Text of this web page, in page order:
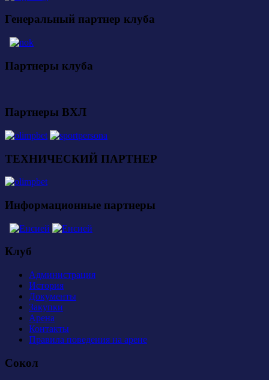
Генеральный партнер клуба
Партнеры клуба
Партнеры ВХЛ
ТЕХНИЧЕСКИЙ ПАРТНЕР
Информационные партнеры
Клуб
Администрация
История
Документы
Закупки
Арена
Контакты
Правила поведения на арене
Сокол